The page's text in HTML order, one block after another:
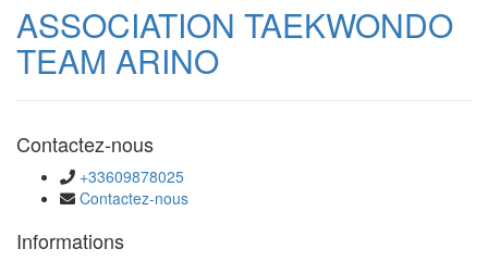
ASSOCIATION TAEKWONDO
TEAM ARINO
Contactez-nous
+33609878025
Contactez-nous
Informations